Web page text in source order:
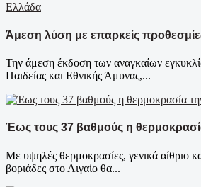
Ελλάδα
Άμεση λύση με επαρκείς
Την άμεση έκδοση των αναγκαίων
Παιδείας και Εθνικής Άμυνας,...
Έως τους 37 βαθμούς η
Με υψηλές θερμοκρασίες, γενικά αίθριο
βοριάδες στο Αιγαίο θα...